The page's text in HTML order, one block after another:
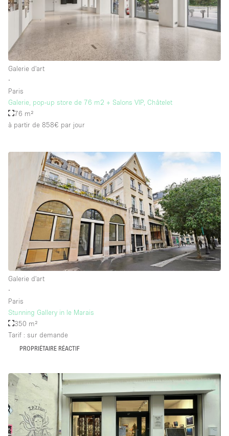
Galerie d'art
∙
Paris
Galerie, pop-up store de 76 m2 + Salons VIP, Châtelet
76 m²
à partir de 858€ par jour
Galerie d'art
∙
Paris
Stunning Gallery in le Marais
350 m²
Tarif : sur demande
PROPRIÉTAIRE RÉACTIF